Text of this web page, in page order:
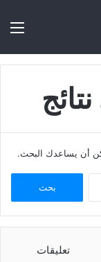
أن يساعدك البحث.
تعليقات